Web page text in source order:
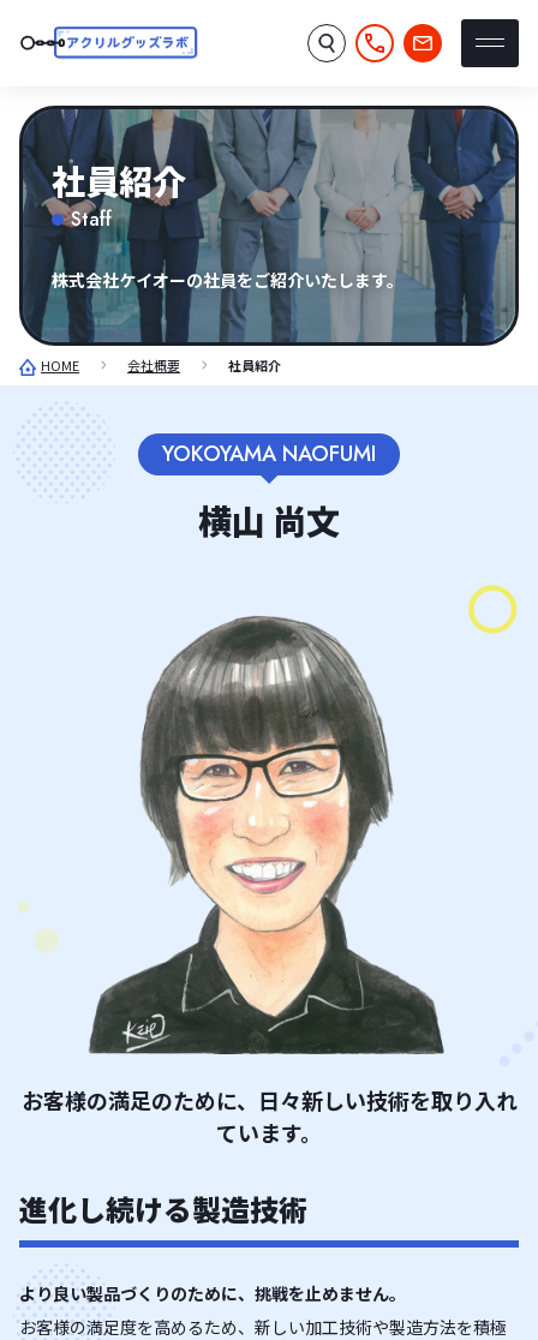
社員紹介
Staff
株式会社ケイオーの社員をご紹介いたします。
HOME 会社概要 社員紹介
YOKOYAMA NAOFUMI
横山 尚文
お客様の満足のために、日々新しい技術を取り入れ
ています。
進化し続ける製造技術
より良い製品づくりのために、挑戦を止めません。
お客様の満足度を高めるため、新しい加工技術や製造方法を積極